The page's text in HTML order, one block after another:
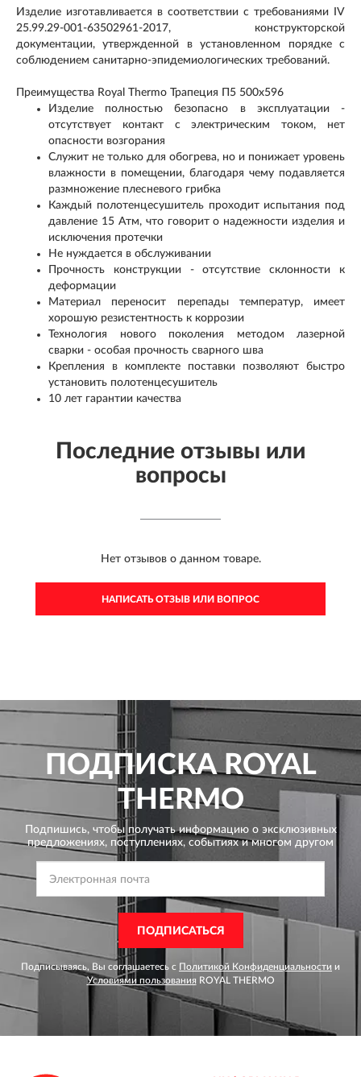
Изделие изготавливается в соответствии с требованиями IV
25.99.29-001-63502961-2017, конструкторской
документации, утвержденной в установленном порядке с
соблюдением санитарно-эпидемиологических требований.
Преимущества Royal Thermo Трапеция П5 500x596
Изделие полностью безопасно в эксплуатации -
отсутствует контакт с электрическим током, нет
опасности возгорания
Служит не только для обогрева, но и понижает уровень
влажности в помещении, благодаря чему подавляется
размножение плесневого грибка
Каждый полотенцесушитель проходит испытания под
давление 15 Атм, что говорит о надежности изделия и
исключения протечки
Не нуждается в обслуживании
Прочность конструкции - отсутствие склонности к
деформации
Материал переносит перепады температур, имеет
хорошую резистентность к коррозии
Технология нового поколения методом лазерной
сварки - особая прочность сварного шва
Крепления в комплекте поставки позволяют быстро
установить полотенцесушитель
10 лет гарантии качества
Последние отзывы или
вопросы
Нет отзывов о данном товаре.
НАПИСАТЬ ОТЗЫВ ИЛИ ВОПРОС
ПОДПИСКАROYAL
THERMO
Подпишись, чтобы получать информацию о эксклюзивных
предложениях, поступлениях, событиях и многом другом
ПОДПИСАТЬСЯ
Подписываясь, Вы соглашаетесь с Политикой Конфиденциальности и
Условиями пользования ROYAL THERMO